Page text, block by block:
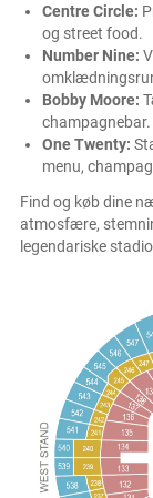
Centre Circle:
og street food.
Number Nine:
Bobby Moore:
champagnebar.
One Twenty:
menu,
Find og køb dine
atmosfære,
legendariske